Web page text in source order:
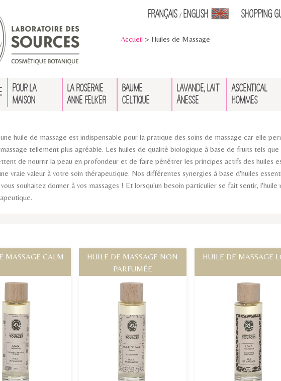
Français/ English Shopping
Accueil > Huiles de Massage
POUR LA
MAISON
LA ROSERAIE
ANNE FELKER
BAUME
CELTIQUE
LAVANDE, LAIT
ÂNESSE
ASCENTICAL
HOMMES
huile de massage est indispensable pour la pratique des soins de massage car elle
tellement plus agréable. Les huiles de qualité biologique à base de fruits tels
de nourrir la peau en profondeur et de faire pénétrer les principes actifs des huiles
vraie valeur à votre soin thérapeutique. Nos différentes synergies à base d'huiles
souhaitez donner à vos massages ! Et lorsqu'un besoin particulier se fait sentir,
MASSAGE CALM
HUILE DE MASSAGE NON
PARFUMÉE
HUILE DE MASSAGE